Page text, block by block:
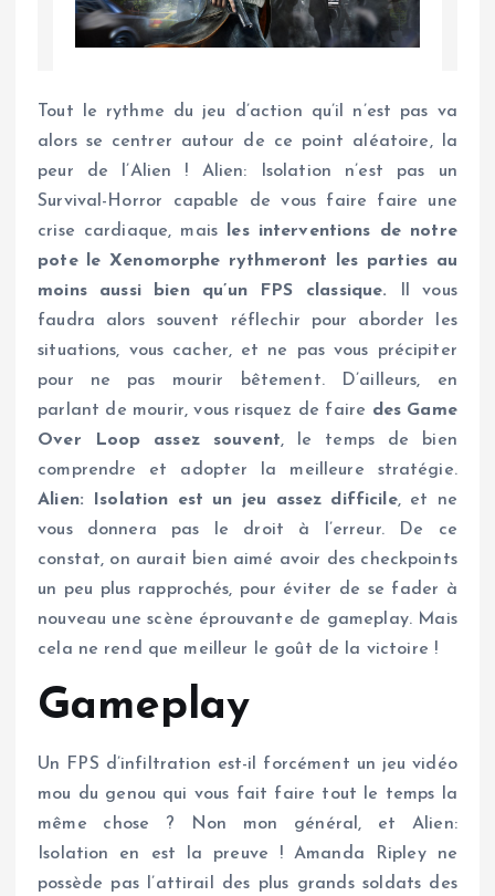
Tout le rythme du jeu d’action qu’il n’est pas va
alors se centrer autour de ce point aléatoire, la
peur de l’Alien ! Alien: Isolation n’est pas un
Survival-Horror capable de vous faire faire une
crise cardiaque, mais
les interventions de notre
pote le Xenomorphe rythmeront les parties au
moins aussi bien qu’un FPS classique. Il vous
faudra alors souvent réflechir pour aborder les
situations, vous cacher, et ne pas vous précipiter
pour ne pas mourir bêtement. D’ailleurs, en
parlant de mourir, vous risquez de faire des Game
Over Loop assez souvent, le temps de bien
comprendre et adopter la meilleure stratégie.
Alien: Isolation est un jeu assez difficile, et ne
vous donnera pas le droit à l’erreur. De ce
constat, on aurait bien aimé avoir des checkpoints
un peu plus rapprochés, pour éviter de se fader à
nouveau une scène éprouvante de gameplay. Mais
cela ne rend que meilleur le goût de la victoire !
Gameplay
Un FPS d’infiltration est-il forcément un jeu vidéo
mou du genou qui vous fait faire tout le temps la
même chose ? Non mon général, et Alien:
Isolation en est la preuve ! Amanda Ripley ne
possède pas l’attirail des plus grands soldats des